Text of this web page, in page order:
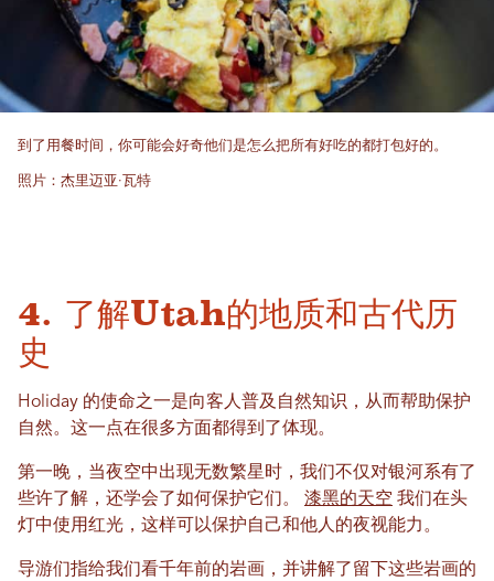
到了用餐时间，你可能会好奇他们是怎么把所有好吃的都打包好的。
照片：杰里迈亚·瓦特
4. 了解Utah的地质和古代历
史
Holiday 的使命之一是向客人普及自然知识，从而帮助保护
自然。这一点在很多方面都得到了体现。
第一晚，当夜空中出现无数繁星时，我们不仅对银河系有了
些许了解，还学会了如何保护它们。 漆黑的天空 我们在头
灯中使用红光，这样可以保护自己和他人的夜视能力。
导游们指给我们看千年前的岩画，并讲解了留下这些岩画的